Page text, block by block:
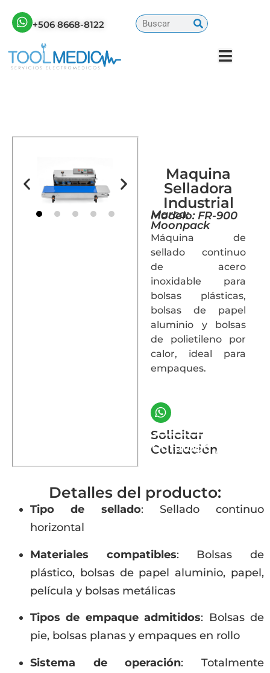
+506 8668-8122
Maquina
Selladora
Industrial
Modelo: FR-900
Marca:
Moonpack
Máquina de
sellado continuo
de acero
inoxidable para
bolsas plásticas,
bolsas de papel
aluminio y bolsas
de polietileno por
calor, ideal para
empaques.
Solicitar
Cotización
Catálogo
Detalles del producto:
Tipo de sellado: Sellado continuo
horizontal
Materiales compatibles: Bolsas de
plástico, bolsas de papel aluminio, papel,
película y bolsas metálicas
Tipos de empaque admitidos: Bolsas de
pie, bolsas planas y empaques en rollo
Sistema de operación: Totalmente